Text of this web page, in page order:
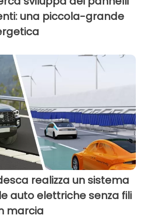
una piccola-grande
realizza un sistema
auto elettriche senza fili
marcia